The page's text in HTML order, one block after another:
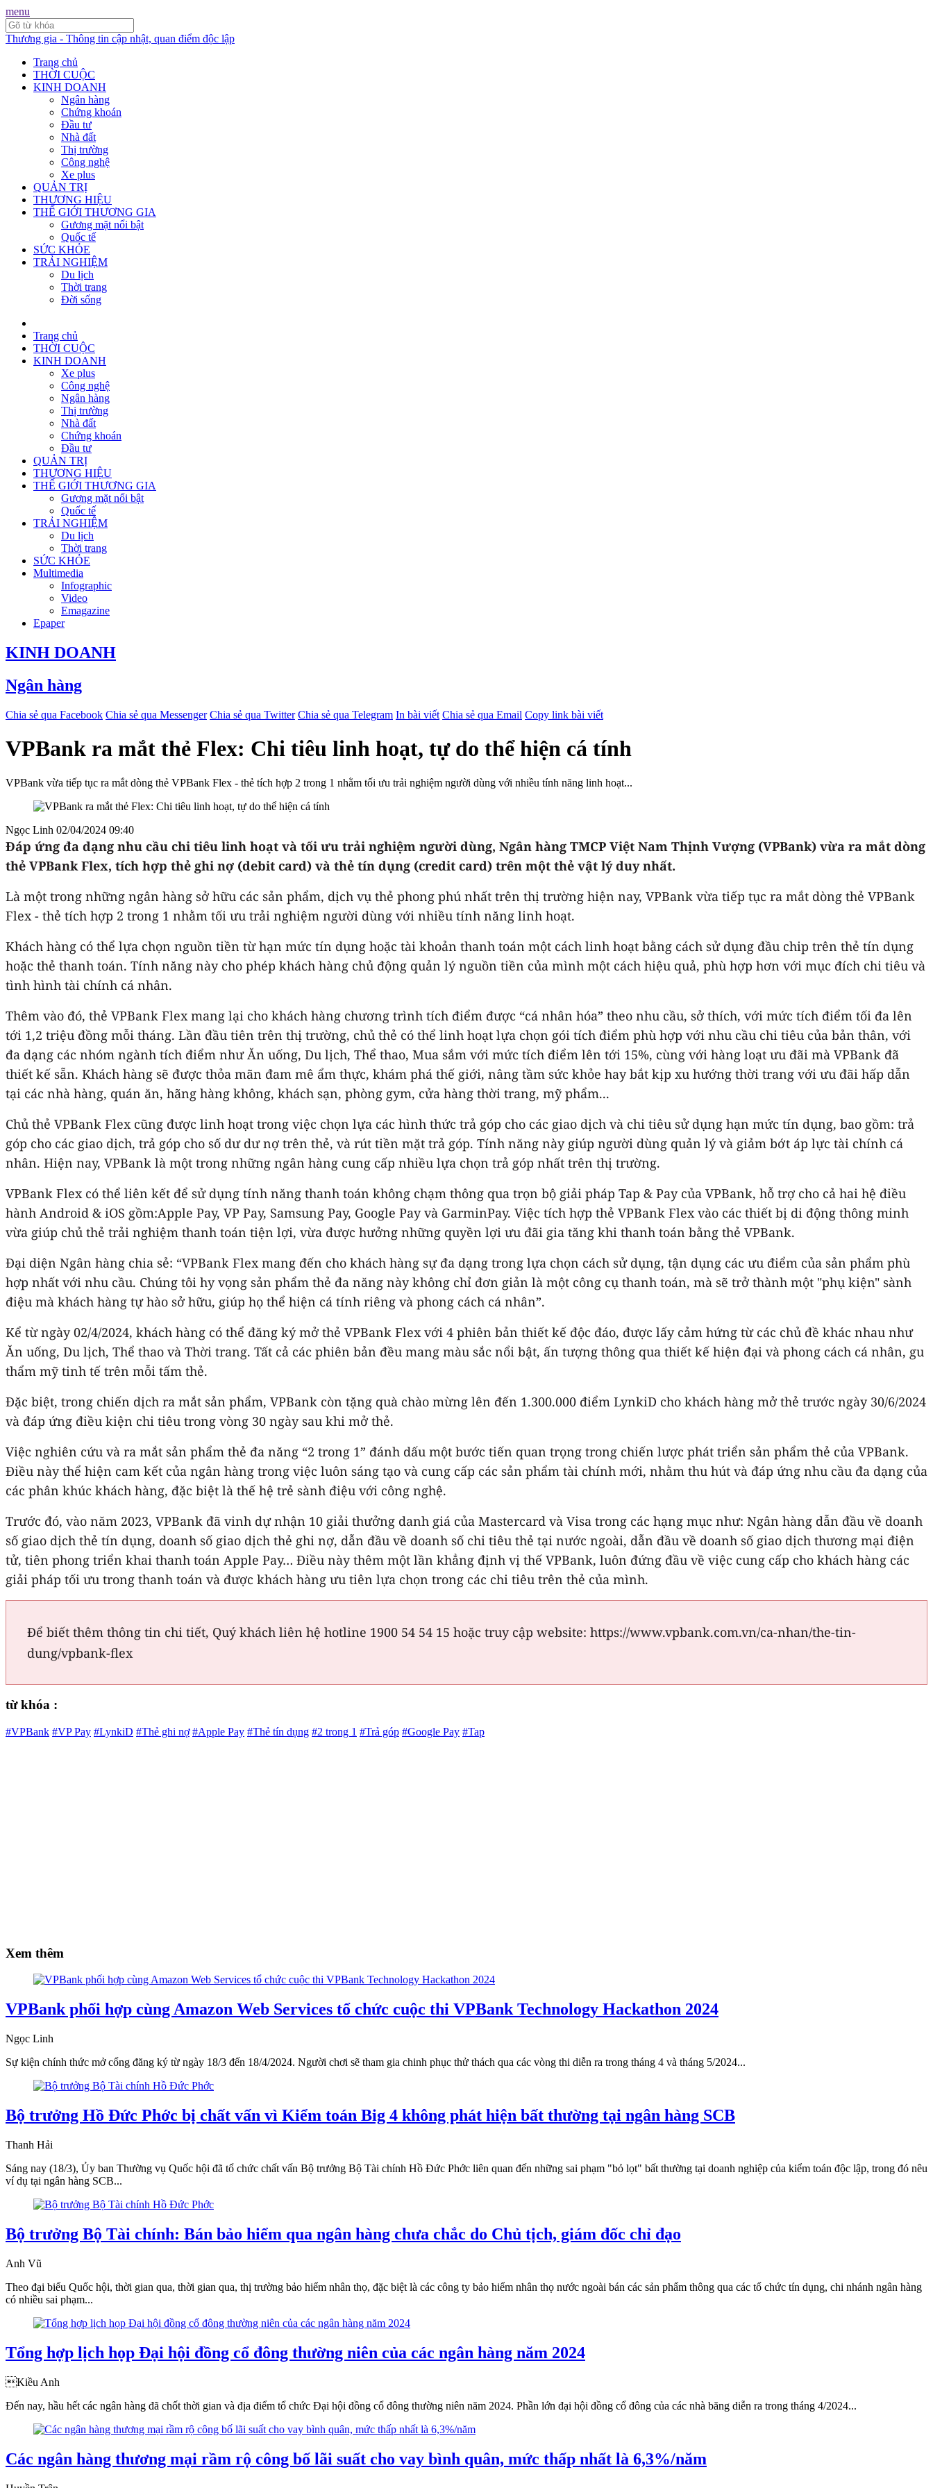
menu
Thương gia - Thông tin cập nhật, quan điểm độc lập
Trang chủ
THỜI CUỘC
KINH DOANH
Ngân hàng
Chứng khoán
Đầu tư
Nhà đất
Thị trường
Công nghệ
Xe plus
QUẢN TRỊ
THƯƠNG HIỆU
THẾ GIỚI THƯƠNG GIA
Gương mặt nổi bật
Quốc tế
SỨC KHỎE
TRẢI NGHIỆM
Du lịch
Thời trang
Đời sống
Trang chủ
THỜI CUỘC
KINH DOANH
Xe plus
Công nghệ
Ngân hàng
Thị trường
Nhà đất
Chứng khoán
Đầu tư
QUẢN TRỊ
THƯƠNG HIỆU
THẾ GIỚI THƯƠNG GIA
Gương mặt nổi bật
Quốc tế
TRẢI NGHIỆM
Du lịch
Thời trang
SỨC KHỎE
Multimedia
Infographic
Video
Emagazine
Epaper
KINH DOANH
Ngân hàng
Chia sẻ qua Facebook Chia sẻ qua Messenger Chia sẻ qua Twitter Chia sẻ qua Telegram In bài viết Chia sẻ qua Email Copy link bài viết
VPBank ra mắt thẻ Flex: Chi tiêu linh hoạt, tự do thể hiện cá tính
VPBank vừa tiếp tục ra mắt dòng thẻ VPBank Flex - thẻ tích hợp 2 trong 1 nhằm tối ưu trải nghiệm người dùng với nhiều tính năng linh hoạt...
Ngọc Linh 02/04/2024 09:40
Đáp ứng đa dạng nhu cầu chi tiêu linh hoạt và tối ưu trải nghiệm người dùng, Ngân hàng TMCP Việt Nam Thịnh Vượng (VPBank) vừa ra mắt dòng
thẻ VPBank Flex, tích hợp thẻ ghi nợ (debit card) và thẻ tín dụng (credit card) trên một thẻ vật lý duy nhất.
Là một trong những ngân hàng sở hữu các sản phẩm, dịch vụ thẻ phong phú nhất trên thị trường hiện nay, VPBank vừa tiếp tục ra mắt dòng thẻ VPBank
Flex - thẻ tích hợp 2 trong 1 nhằm tối ưu trải nghiệm người dùng với nhiều tính năng linh hoạt.
Khách hàng có thể lựa chọn nguồn tiền từ hạn mức tín dụng hoặc tài khoản thanh toán một cách linh hoạt bằng cách sử dụng đầu chip trên thẻ tín dụng
hoặc thẻ thanh toán. Tính năng này cho phép khách hàng chủ động quản lý nguồn tiền của mình một cách hiệu quả, phù hợp hơn với mục đích chi tiêu và
tình hình tài chính cá nhân.
Thêm vào đó, thẻ VPBank Flex mang lại cho khách hàng chương trình tích điểm được “cá nhân hóa” theo nhu cầu, sở thích, với mức tích điểm tối đa lên
tới 1,2 triệu đồng mỗi tháng. Lần đầu tiên trên thị trường, chủ thẻ có thể linh hoạt lựa chọn gói tích điểm phù hợp với nhu cầu chi tiêu của bản thân, với
đa dạng các nhóm ngành tích điểm như Ăn uống, Du lịch, Thể thao, Mua sắm với mức tích điểm lên tới 15%, cùng với hàng loạt ưu đãi mà VPBank đã
thiết kế sẵn. Khách hàng sẽ được thỏa mãn đam mê ẩm thực, khám phá thế giới, nâng tầm sức khỏe hay bắt kịp xu hướng thời trang với ưu đãi hấp dẫn
tại các nhà hàng, quán ăn, hãng hàng không, khách sạn, phòng gym, cửa hàng thời trang, mỹ phẩm...
Chủ thẻ VPBank Flex cũng được linh hoạt trong việc chọn lựa các hình thức trả góp cho các giao dịch và chi tiêu sử dụng hạn mức tín dụng, bao gồm: trả
góp cho các giao dịch, trả góp cho số dư dư nợ trên thẻ, và rút tiền mặt trả góp. Tính năng này giúp người dùng quản lý và giảm bớt áp lực tài chính cá
nhân. Hiện nay, VPBank là một trong những ngân hàng cung cấp nhiều lựa chọn trả góp nhất trên thị trường.
VPBank Flex có thể liên kết để sử dụng tính năng thanh toán không chạm thông qua trọn bộ giải pháp Tap & Pay của VPBank, hỗ trợ cho cả hai hệ điều
hành Android & iOS gồm:Apple Pay, VP Pay, Samsung Pay, Google Pay và GarminPay. Việc tích hợp thẻ VPBank Flex vào các thiết bị di động thông minh
vừa giúp chủ thẻ trải nghiệm thanh toán tiện lợi, vừa được hưởng những quyền lợi ưu đãi gia tăng khi thanh toán bằng thẻ VPBank.
Đại diện Ngân hàng chia sẻ: “VPBank Flex mang đến cho khách hàng sự đa dạng trong lựa chọn cách sử dụng, tận dụng các ưu điểm của sản phẩm phù
hợp nhất với nhu cầu. Chúng tôi hy vọng sản phẩm thẻ đa năng này không chỉ đơn giản là một công cụ thanh toán, mà sẽ trở thành một "phụ kiện" sành
điệu mà khách hàng tự hào sở hữu, giúp họ thể hiện cá tính riêng và phong cách cá nhân”.
Kể từ ngày 02/4/2024, khách hàng có thể đăng ký mở thẻ VPBank Flex với 4 phiên bản thiết kế độc đáo, được lấy cảm hứng từ các chủ đề khác nhau như
Ăn uống, Du lịch, Thể thao và Thời trang. Tất cả các phiên bản đều mang màu sắc nổi bật, ấn tượng thông qua thiết kế hiện đại và phong cách cá nhân, gu
thẩm mỹ tinh tế trên mỗi tấm thẻ.
Đặc biệt, trong chiến dịch ra mắt sản phẩm, VPBank còn tặng quà chào mừng lên đến 1.300.000 điểm LynkiD cho khách hàng mở thẻ trước ngày 30/6/2024
và đáp ứng điều kiện chi tiêu trong vòng 30 ngày sau khi mở thẻ.
Việc nghiên cứu và ra mắt sản phẩm thẻ đa năng “2 trong 1” đánh dấu một bước tiến quan trọng trong chiến lược phát triển sản phẩm thẻ của VPBank.
Điều này thể hiện cam kết của ngân hàng trong việc luôn sáng tạo và cung cấp các sản phẩm tài chính mới, nhằm thu hút và đáp ứng nhu cầu đa dạng của
các phân khúc khách hàng, đặc biệt là thế hệ trẻ sành điệu với công nghệ.
Trước đó, vào năm 2023, VPBank đã vinh dự nhận 10 giải thưởng danh giá của Mastercard và Visa trong các hạng mục như: Ngân hàng dẫn đầu về doanh
số giao dịch thẻ tín dụng, doanh số giao dịch thẻ ghi nợ, dẫn đầu về doanh số chi tiêu thẻ tại nước ngoài, dẫn đầu về doanh số giao dịch thương mại điện
tử, tiên phong triển khai thanh toán Apple Pay… Điều này thêm một lần khẳng định vị thế VPBank, luôn đứng đầu về việc cung cấp cho khách hàng các
giải pháp tối ưu trong thanh toán và được khách hàng ưu tiên lựa chọn trong các chi tiêu trên thẻ của mình.
Để biết thêm thông tin chi tiết, Quý khách liên hệ hotline 1900 54 54 15 hoặc truy cập website: https://www.vpbank.com.vn/ca-nhan/the-tin-
dung/vpbank-flex
từ khóa :
#VPBank #VP Pay #LynkiD #Thẻ ghi nợ #Apple Pay #Thẻ tín dụng #2 trong 1 #Trả góp #Google Pay #Tap
Xem thêm
VPBank phối hợp cùng Amazon Web Services tổ chức cuộc thi VPBank Technology Hackathon 2024
Ngọc Linh
Sự kiện chính thức mở cổng đăng ký từ ngày 18/3 đến 18/4/2024. Người chơi sẽ tham gia chinh phục thử thách qua các vòng thi diễn ra trong tháng 4 và tháng 5/2024...
Bộ trưởng Hồ Đức Phớc bị chất vấn vì Kiểm toán Big 4 không phát hiện bất thường tại ngân hàng SCB
Thanh Hải
Sáng nay (18/3), Ủy ban Thường vụ Quốc hội đã tổ chức chất vấn Bộ trưởng Bộ Tài chính Hồ Đức Phớc liên quan đến những sai phạm "bỏ lọt" bất thường tại doanh nghiệp của kiểm toán độc lập, trong đó nêu
ví dụ tại ngân hàng SCB...
Bộ trưởng Bộ Tài chính: Bán bảo hiểm qua ngân hàng chưa chắc do Chủ tịch, giám đốc chỉ đạo
Anh Vũ
Theo đại biểu Quốc hội, thời gian qua, thời gian qua, thị trường bảo hiểm nhân thọ, đặc biệt là các công ty bảo hiểm nhân thọ nước ngoài bán các sản phẩm thông qua các tổ chức tín dụng, chi nhánh ngân hàng
có nhiều sai phạm...
Tổng hợp lịch họp Đại hội đồng cổ đông thường niên của các ngân hàng năm 2024
Kiều Anh
Đến nay, hầu hết các ngân hàng đã chốt thời gian và địa điểm tổ chức Đại hội đồng cổ đông thường niên năm 2024. Phần lớn đại hội đồng cổ đông của các nhà băng diễn ra trong tháng 4/2024...
Các ngân hàng thương mại rầm rộ công bố lãi suất cho vay bình quân, mức thấp nhất là 6,3%/năm